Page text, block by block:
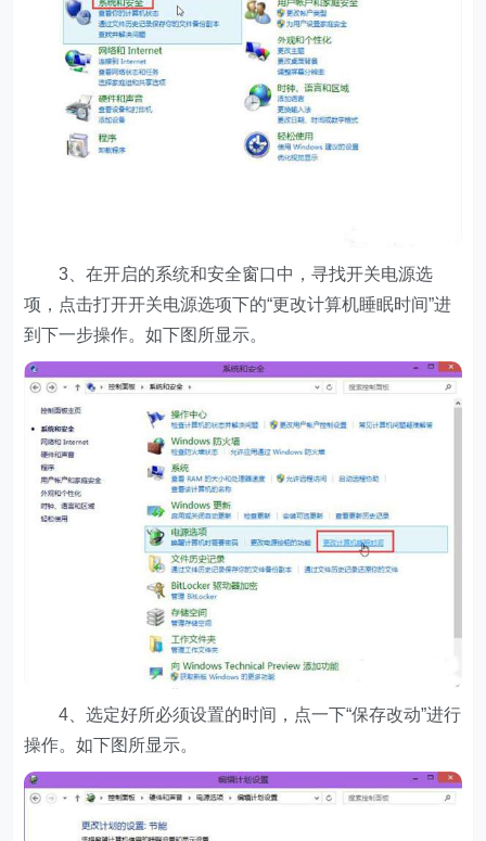
3、在开启的系统和安全窗口中，寻找开关电源选
项，点击打开开关电源选项下的“更改计算机睡眠时间”进
到下一步操作。如下图所显示。
4、选定好所必须设置的时间，点一下“保存改动”进行
操作。如下图所显示。